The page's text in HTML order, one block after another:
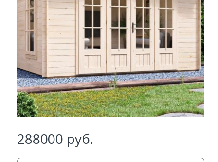
Заказать
288000 руб.